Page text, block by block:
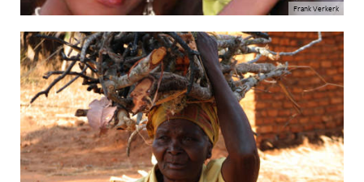
Frank Verkerk